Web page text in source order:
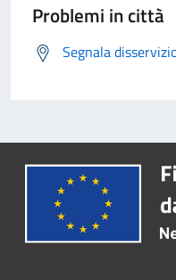
Problemi in città
Segnala